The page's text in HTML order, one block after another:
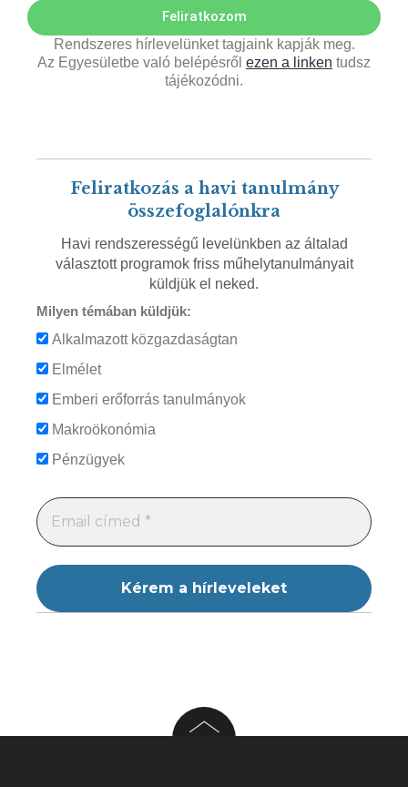
Feliratkozom
Rendszeres hírlevelünket tagjaink kapják meg.
Az Egyesületbe való belépésről ezen a linken tudsz
tájékozódni.
Feliratkozás a havi tanulmány
összefoglalónkra
Havi rendszerességű levelünkben az általad
választott programok friss műhelytanulmányait
küldjük el neked.
Milyen témában küldjük:
Alkalmazott közgazdaságtan
Elmélet
Emberi erőforrás tanulmányok
Makroökonómia
Pénzügyek